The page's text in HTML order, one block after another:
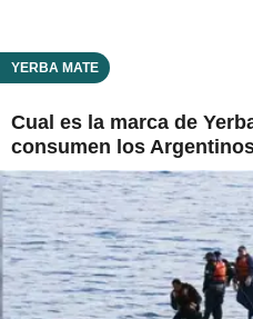
YERBA MATE
Cual es la marca de
consumen los